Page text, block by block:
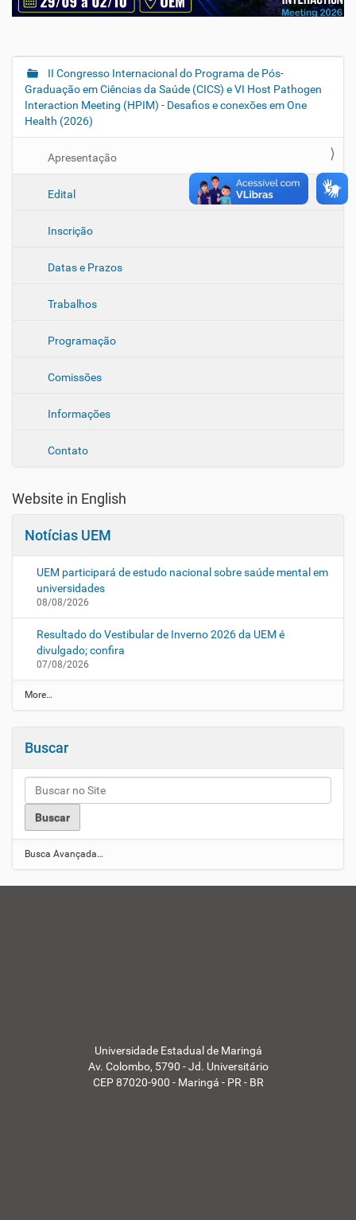
N
a
v
e
a
II Congresso Internacional do Programa de Pós-
Graduação em Ciências da Saúde (CICS) e VI Host Pathogen
Interaction Meeting (HPIM) - Desafios e conexões em One
Health (2026)
Apresentação
Edital
Inscrição
Datas e Prazos
Trabalhos
Programação
Comissões
Informações
Contato
Website in English
Notícias UEM
UEM participará de estudo nacional sobre saúde mental em
universidades
08/08/2026
Resultado do Vestibular de Inverno 2026 da UEM é
divulgado; confira
07/08/2026
N
o
c
a
U
M
-
More…
Buscar
Busca Avançada…
Universidade Estadual de Maringá
Av. Colombo, 5790 - Jd. Universitário
CEP 87020-900 - Maringá - PR - BR